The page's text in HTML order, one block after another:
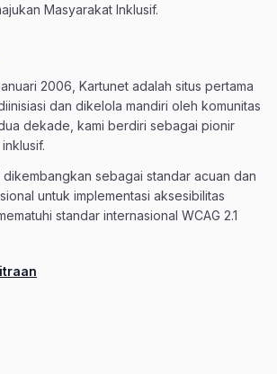
Masyarakat Inklusif.
2006, Kartunet adalah situs pertama
dan dikelola mandiri oleh komunitas
dekade, kami berdiri sebagai pionir
dikembangkan sebagai standar acuan dan
untuk implementasi aksesibilitas
standar internasional WCAG 2.1